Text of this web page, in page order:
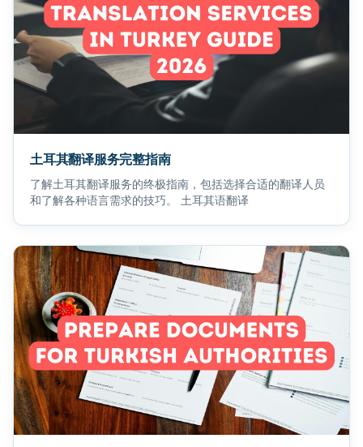
土耳其翻译服务完整指南
了解土耳其翻译服务的终极指南，包括选择合适的翻译人员
和了解各种语言需求的技巧。 土耳其语翻译